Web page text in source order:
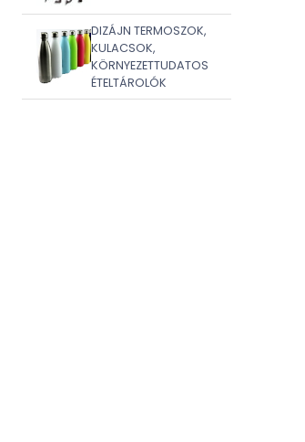
DIZÁJN TERMOSZOK,
KULACSOK,
KÖRNYEZETTUDATOS
ÉTELTÁROLÓK